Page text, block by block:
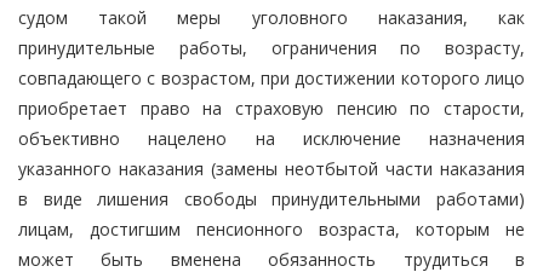
судом такой меры уголовного наказания, как
принудительные работы, ограничения по возрасту,
совпадающего с возрастом, при достижении которого лицо
приобретает право на страховую пенсию по старости,
объективно нацелено на исключение назначения
указанного наказания (замены неотбытой части наказания
в виде лишения свободы принудительными работами)
лицам, достигшим пенсионного возраста, которым не
может быть вменена обязанность трудиться в